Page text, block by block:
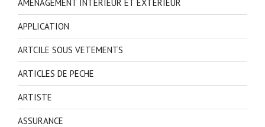
AMENAGEMENT INTERIEUR ET EXTERIEUR
APPLICATION
ARTCILE SOUS VETEMENTS
ARTICLES DE PECHE
ARTISTE
ASSURANCE